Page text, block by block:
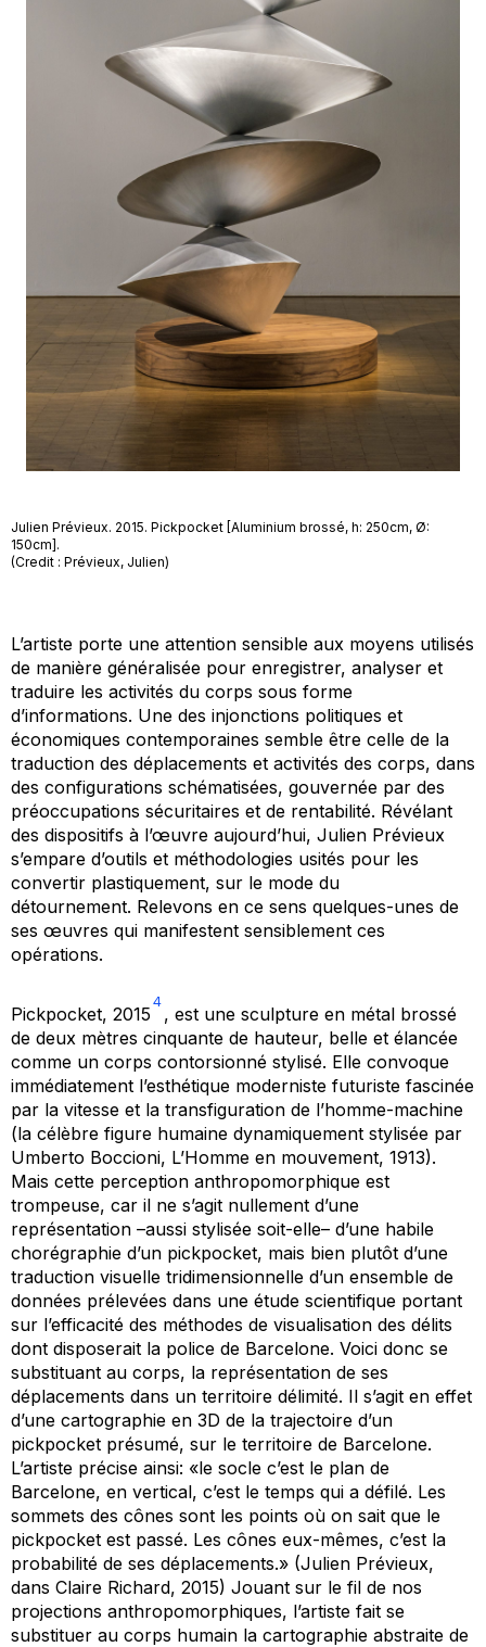
Julien Prévieux. 2015. Pickpocket [Aluminium brossé, h: 250cm, Ø:
150cm].
(Credit : Prévieux, Julien)
L’artiste porte une attention sensible aux moyens utilisés
de manière généralisée pour enregistrer, analyser et
traduire les activités du corps sous forme
d’informations. Une des injonctions politiques et
économiques contemporaines semble être celle de la
traduction des déplacements et activités des corps, dans
des configurations schématisées, gouvernée par des
préoccupations sécuritaires et de rentabilité. Révélant
des dispositifs à l’œuvre aujourd’hui, Julien Prévieux
s’empare d’outils et méthodologies usités pour les
convertir plastiquement, sur le mode du
détournement. Relevons en ce sens quelques-unes de
ses œuvres qui manifestent sensiblement ces
opérations.
Pickpocket, 2015
4
, est une sculpture en métal brossé
de deux mètres cinquante de hauteur, belle et élancée
comme un corps contorsionné stylisé. Elle convoque
immédiatement l’esthétique moderniste futuriste fascinée
par la vitesse et la transfiguration de l’homme-machine
(la célèbre figure humaine dynamiquement stylisée par
Umberto Boccioni, L’Homme en mouvement, 1913).
Mais cette perception anthropomorphique est
trompeuse, car il ne s’agit nullement d’une
représentation –aussi stylisée soit-elle– d’une habile
chorégraphie d’un pickpocket, mais bien plutôt d’une
traduction visuelle tridimensionnelle d’un ensemble de
données prélevées dans une étude scientifique portant
sur l’efficacité des méthodes de visualisation des délits
dont disposerait la police de Barcelone. Voici donc se
substituant au corps, la représentation de ses
déplacements dans un territoire délimité. Il s’agit en effet
d’une cartographie en 3D de la trajectoire d’un
pickpocket présumé, sur le territoire de Barcelone.
L’artiste précise ainsi: «le socle c’est le plan de
Barcelone, en vertical, c’est le temps qui a défilé. Les
sommets des cônes sont les points où on sait que le
pickpocket est passé. Les cônes eux-mêmes, c’est la
probabilité de ses déplacements.» (Julien Prévieux,
dans Claire Richard, 2015) Jouant sur le fil de nos
projections anthropomorphiques, l’artiste fait se
substituer au corps humain la cartographie abstraite de